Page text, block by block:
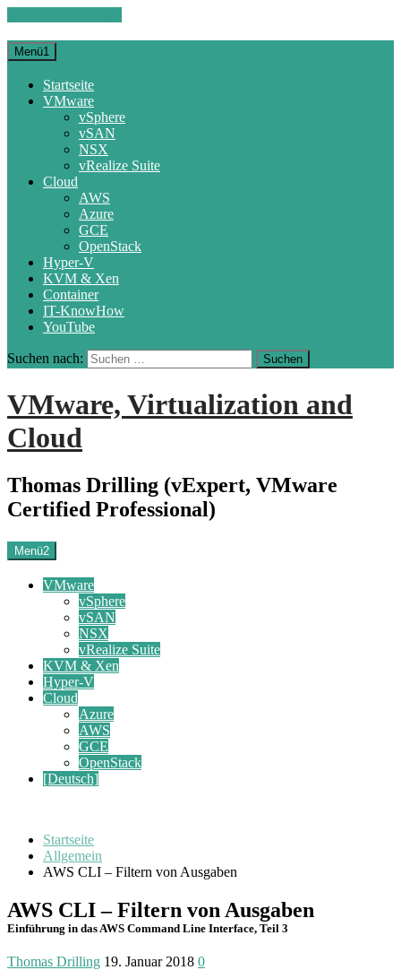
Menü1
Startseite
VMware
vSphere
vSAN
NSX
vRealize Suite
Cloud
AWS
Azure
GCE
OpenStack
Hyper-V
KVM & Xen
Container
IT-KnowHow
YouTube
Suchen nach:
VMware, Virtualization and
Cloud
Thomas Drilling (vExpert, VMware
Certified Professional)
Menü2
VMware
vSphere
vSAN
NSX
vRealize Suite
KVM & Xen
Hyper-V
Cloud
Azure
AWS
GCE
OpenStack
[Deutsch]
Startseite
Allgemein
AWS CLI – Filtern von Ausgaben
AWS CLI – Filtern von Ausgaben
Einführung in das AWS Command Line Interface, Teil 3
Thomas Drilling 19. Januar 2018 0